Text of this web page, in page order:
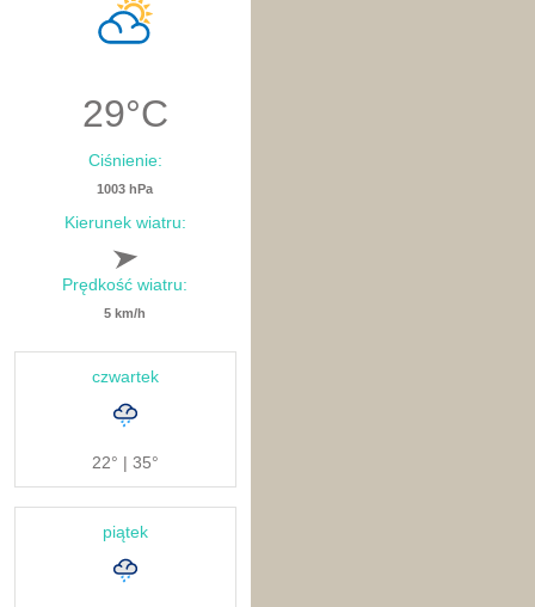
29°C
Ciśnienie:
1003 hPa
Kierunek wiatru:
Prędkość wiatru:
5 km/h
czwartek
22° | 35°
piątek